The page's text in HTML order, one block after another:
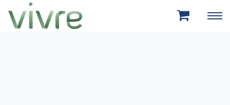
Aller au menu principal
Aller au contenu principal